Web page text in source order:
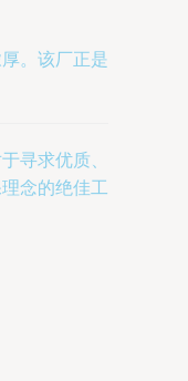
。该厂正是
寻求优质、
念的绝佳工